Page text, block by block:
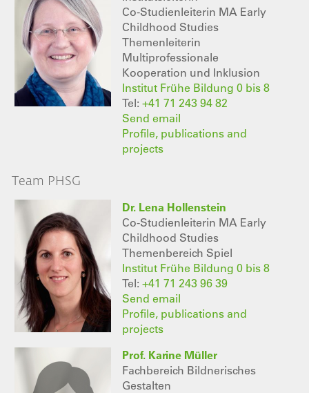
Co-Studienleiterin MA Early
Childhood Studies
Themenleiterin
Multiprofessionale
Kooperation und Inklusion
Institut Frühe Bildung 0 bis 8
Tel: +41 71 243 94 82
Send email
Profile, publications and
projects
Team PHSG
Dr. Lena Hollenstein
Co-Studienleiterin MA Early
Childhood Studies
Themenbereich Spiel
Institut Frühe Bildung 0 bis 8
Tel: +41 71 243 96 39
Send email
Profile, publications and
projects
Prof. Karine Müller
Fachbereich Bildnerisches
Gestalten